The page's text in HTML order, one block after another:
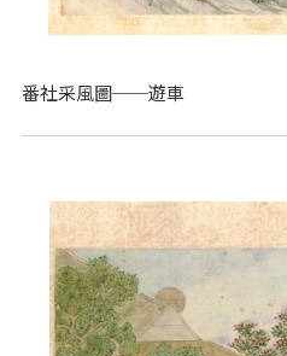
番社采風圖──遊車